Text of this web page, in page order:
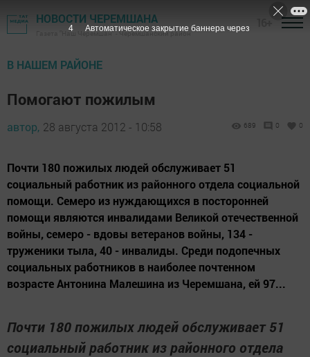
НОВОСТИ ЧЕРЕМШАНА
Газета "Наш Черемшан" - Черемшанский район
В НАШЕМ РАЙОНЕ
Помогают пожилым
автор, 28 августа 2012 - 10:58 689 0 0
Почти 180 пожилых людей обслуживает 51
социальный работник из районного отдела социальной
помощи. Семеро из нуждающихся в посторонней
помощи являются инвалидами Великой отечественной
войны, семеро - вдовы ветеранов войны, 134 -
труженики тыла, 40 - инвалиды. Среди подопечных
социальных работников в наиболее почтенном
возрасте Антонина Малешина из Черемшана, ей 97...
Почти 180 пожилых людей обслуживает 51
социальный работник из районного отдела
3 Автоматическое закрытие баннера через